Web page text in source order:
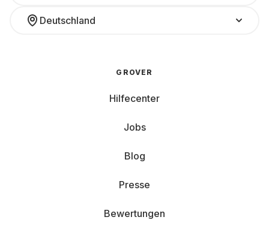
Deutschland
GROVER
Hilfecenter
Jobs
Blog
Presse
Bewertungen